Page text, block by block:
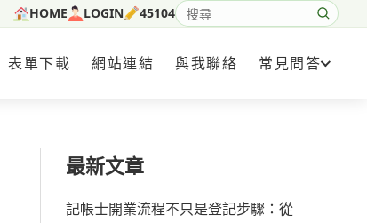
HOME LOGIN 45104
搜尋網站內容
表單下載 網站連結 與我聯絡 常見問答
最新文章
記帳士開業流程不只是登記步驟：從